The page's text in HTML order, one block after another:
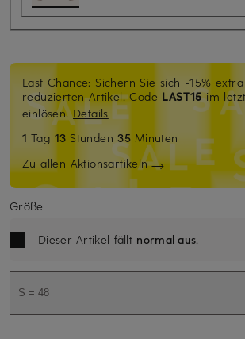
Last Chance: Sichern Sie sich -15%
reduzierten Artikel. Code LAST15im
einlösen.Details
1 Tag 13 Stunden35 Minuten
Zu allen Aktionsartikeln
Größe
Dieser Artikel fällt normal aus.
S = 48